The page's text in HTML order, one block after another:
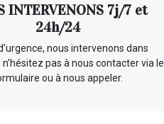
INTERVENONS 7j/7 et
24h/24
nous intervenons dans
n’hésitez pas à nous contacter via le
ou à nous appeler.